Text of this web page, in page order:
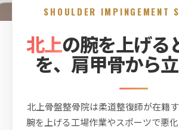
SHOULDER IMPINGEMENT
北上の腕を上げる
を、肩甲骨から
北上骨盤整骨院は柔道整復師が在籍す
腕を上げる工場作業やスポーツで悪